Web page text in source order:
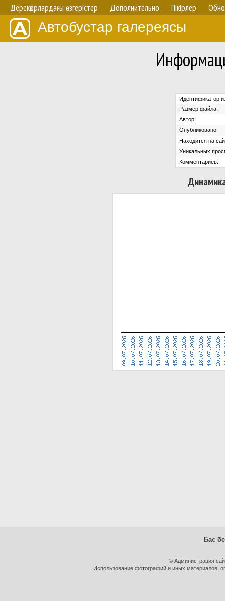
Дерекқорлардағы өзгерістер Дополнительно Пікірлер
Автобустар галереясы
Идентификатор
Размер файла:
Автор:
Опубликовано:
Находится на
Уникальных
Комментариев:
Бас
© Администрация
Использование фотографий и иных материалов,